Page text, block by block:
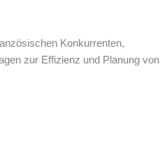
Konkurrenten,
zur Effizienz und Planung von